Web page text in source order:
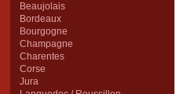
Beaujolais
Bordeaux
Bourgogne
Champagne
Charentes
Corse
Jura